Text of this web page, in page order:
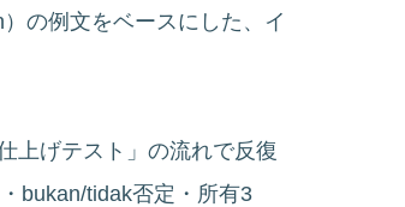
の例文をベースにした、イ
げテスト」の流れで反復
bukan/tidak否定・所有3